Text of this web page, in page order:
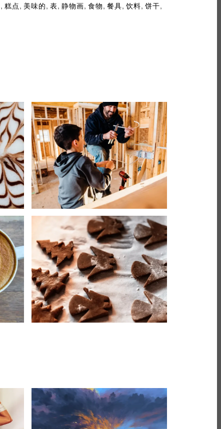
, 糕点 , 美味的 , 表, 静物画 , 食物 , 餐具, 饮料, 饼干,